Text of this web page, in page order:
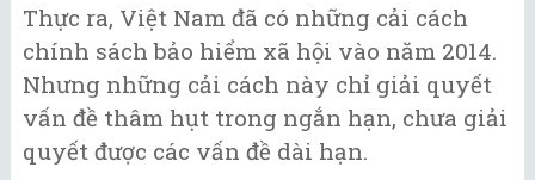
Thực ra, Việt Nam đã có những cải cách
chính sách bảo hiểm xã hội vào năm 2014.
Nhưng những cải cách này chỉ giải quyết
vấn đề thâm hụt trong ngắn hạn, chưa giải
quyết được các vấn đề dài hạn.